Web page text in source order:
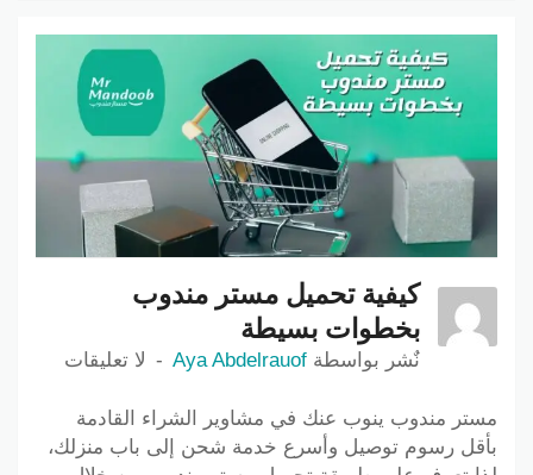
كيفية تحميل مستر مندوب
بخطوات بسيطة
نٌشر بواسطة Aya Abdelrauof لا تعليقات
مستر مندوب ينوب عنك في مشاوير الشراء القادمة
بأقل رسوم توصيل وأسرع خدمة شحن إلى باب منزلك،